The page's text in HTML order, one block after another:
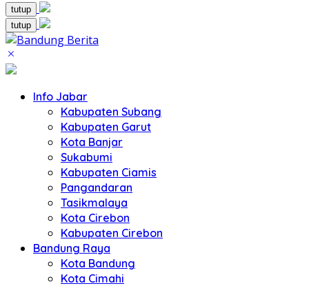
tutup
tutup
Info Jabar
Kabupaten Subang
Kabupaten Garut
Kota Banjar
Sukabumi
Kabupaten Ciamis
Pangandaran
Tasikmalaya
Kota Cirebon
Kabupaten Cirebon
Bandung Raya
Kota Bandung
Kota Cimahi